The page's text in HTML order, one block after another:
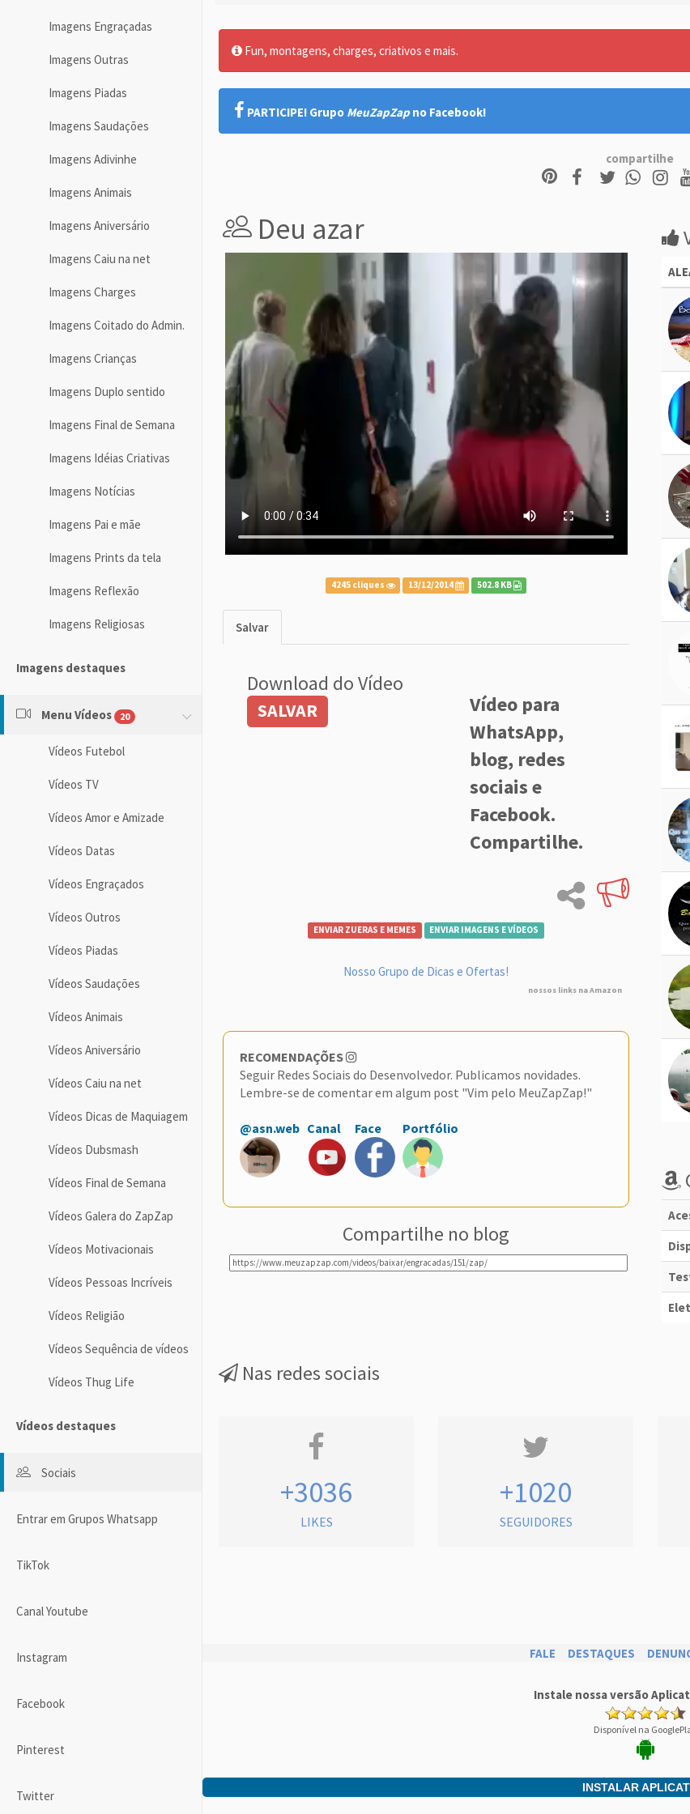
Imagens Engraçadas
Imagens Outras
Imagens Piadas
Imagens Saudações
Imagens Adivinhe
Imagens Animais
Imagens Aniversário
Imagens Caiu na net
Imagens Charges
Imagens Coitado do Admin.
Imagens Crianças
Imagens Duplo sentido
Imagens Final de Semana
Imagens Idéias Criativas
Imagens Notícias
Imagens Pai e mãe
Imagens Prints da tela
Imagens Reflexão
Imagens Religiosas
Imagens destaques
Menu Vídeos 20
Vídeos Futebol
Vídeos TV
Vídeos Amor e Amizade
Vídeos Datas
Vídeos Engraçados
Vídeos Outros
Vídeos Piadas
Vídeos Saudações
Vídeos Animais
Vídeos Aniversário
Vídeos Caiu na net
Vídeos Dicas de Maquiagem
Vídeos Dubsmash
Vídeos Final de Semana
Vídeos Galera do ZapZap
Vídeos Motivacionais
Vídeos Pessoas Incríveis
Vídeos Religião
Vídeos Sequência de vídeos
Vídeos Thug Life
Vídeos destaques
Sociais
Entrar em Grupos Whatsapp
TikTok
Canal Youtube
Instagram
Facebook
Pinterest
Twitter
Fun, montagens, charges, criativos e mais.
PARTICIPE! Grupo MeuZapZap no Facebook!
compartilhe
Deu azar
4245 cliques 13/12/2014 502.8 KB
Salvar
Download do Vídeo
SALVAR
Vídeo para
WhatsApp,
blog, redes
sociais e
Facebook.
Compartilhe.
ENVIAR ZUERAS E MEMES ENVIAR IMAGENS E VÍDEOS
Nosso Grupo de Dicas e Ofertas!
nossos links na Amazon
RECOMENDAÇÕES
Seguir Redes Sociais do Desenvolvedor. Publicamos novidades.
Lembre-se de comentar em algum post "Vim pelo MeuZapZap!"
@asn.web Canal Face Portfólio
Compartilhe no blog
Nas redes sociais
+3036
LIKES
+1020
SEGUIDORES
FALE DESTAQUES
Instale nossa versão
Disponível na
INSTALAR